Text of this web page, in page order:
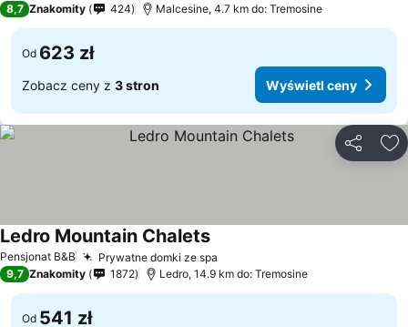
8,7 Znakomity 424 Malcesine, 4.7 km do: Tremosine
Od 623 zł
Zobacz ceny z 3 stron Wyświetl ceny
Pensjonat B&B Prywatne domki ze spa
Ledro Mountain Chalets
9,7 Znakomity 1872 Ledro, 14.9 km do: Tremosine
Od 541 zł